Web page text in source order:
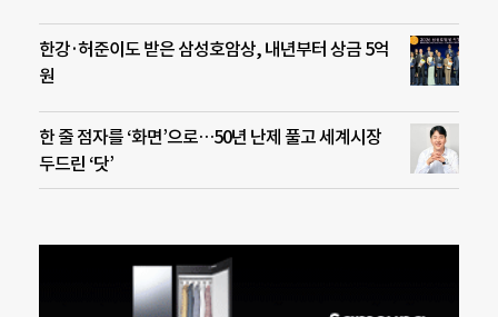
한강·허준이도 받은 삼성호암상, 내년부터 상금 5억
원
한 줄 점자를 ‘화면’으로…50년 난제 풀고 세계시장
두드린 ‘닷’